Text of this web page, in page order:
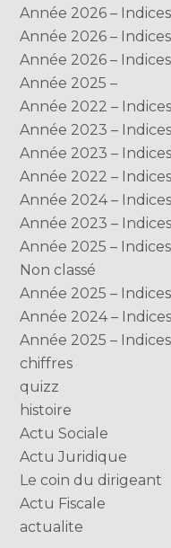
Année 2026 –
Année 2026 –
Année 2026 –
Année 2025 –
Année 2022 –
Année 2023 –
Année 2023 –
Année 2022 –
Année 2024 –
Année 2023 –
Année 2025 –
Non classé
Année 2025 –
Année 2024 –
Année 2025 –
chiffres
quizz
histoire
Actu Sociale
Actu Juridique
Le coin du dirigeant
Actu Fiscale
actualite